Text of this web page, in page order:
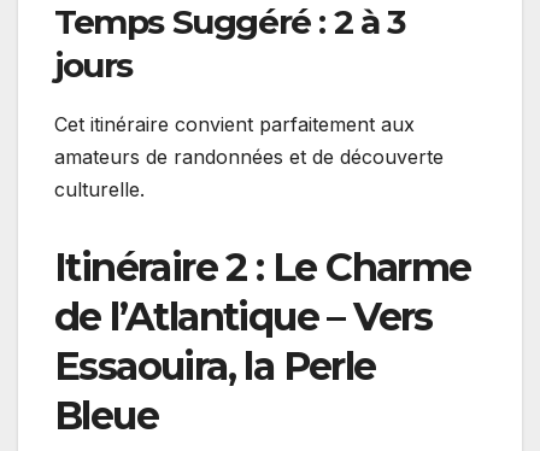
Temps Suggéré : 2 à 3
jours
Cet itinéraire convient parfaitement aux
amateurs de randonnées et de découverte
culturelle.
Itinéraire 2 : Le Charme
de l’Atlantique – Vers
Essaouira, la Perle
Bleue